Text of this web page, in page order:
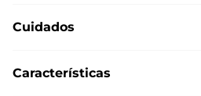
Cuidados
Características